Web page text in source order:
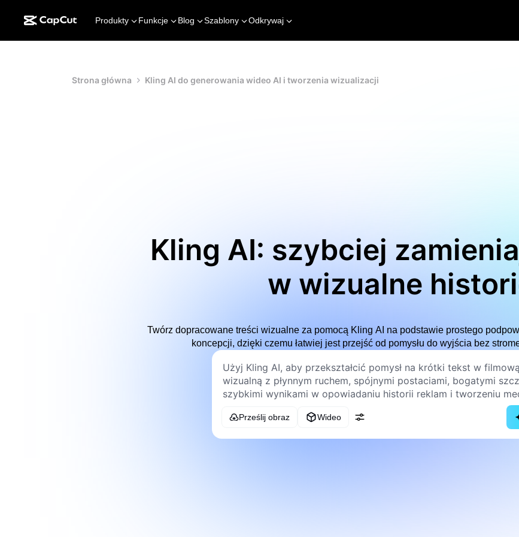
Produkty Funkcje Blog Szablony Odkrywaj
Strona główna Kling AI do generowania wideo AI i tworzenia wizualizacji
Kling AI: szybciej
w wizualne
Twórz dopracowane treści wizualne za pomocą Kling AI na podstawie prostego
koncepcji, dzięki czemu łatwiej jest przejść od pomysłu do wyjścia bez
Prześlij obraz Wideo